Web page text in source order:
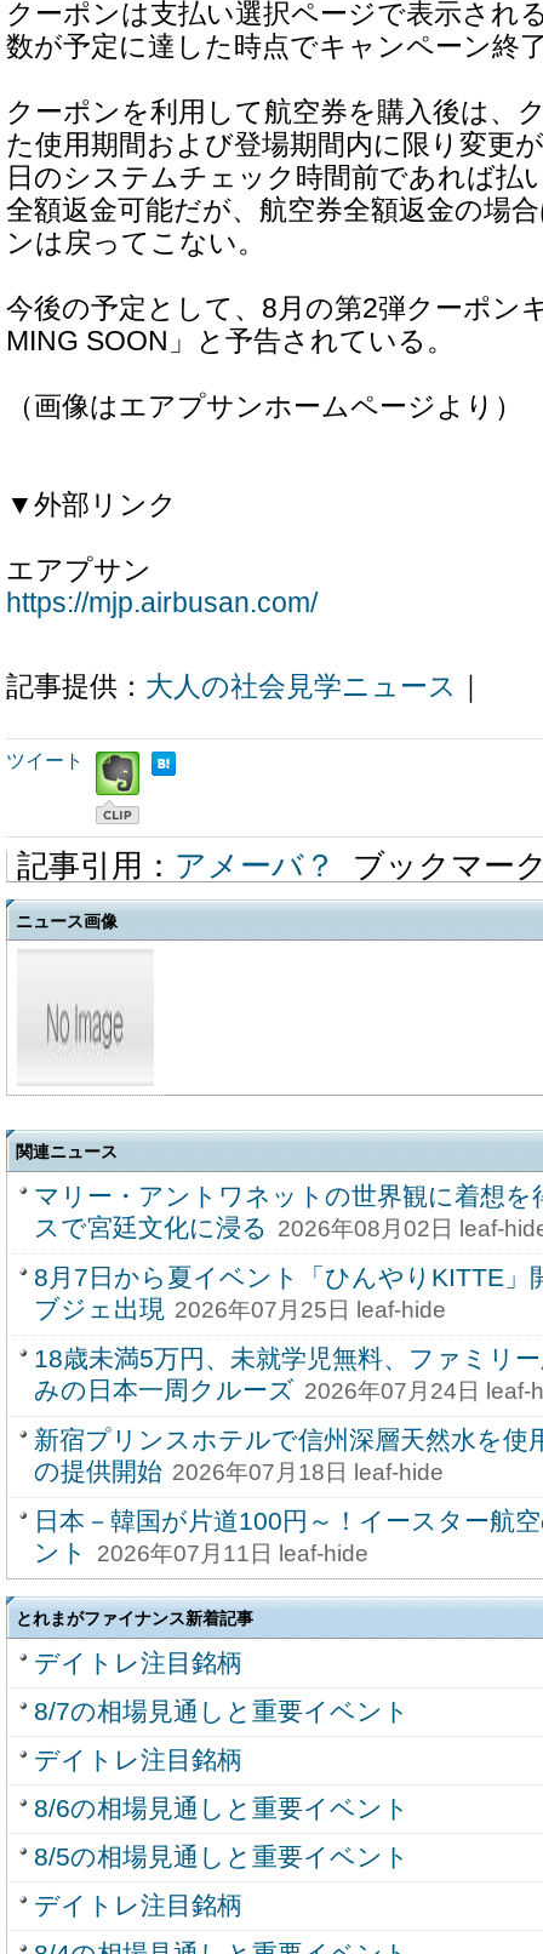
クーポンは支払い選択ページで表示され
数が予定に達した時点でキャンペーン終
クーポンを利用して航空券を購入後は、
た使用期間および登場期間内に限り変更
日のシステムチェック時間前であれば払
全額返金可能だが、航空券全額返金の場
ンは戻ってこない。
今後の予定として、8月の第2弾クーポン
MING SOON」と予告されている。
（画像はエアプサンホームページより）
▼外部リンク
エアプサン
https://mjp.airbusan.com/
記事提供： 大人の社会見学ニュース
ツイート
記事引用： アメーバ？ ブックマー
ニュース画像
関連ニュース
マリー・アントワネットの世界観に着想
スで宮廷文化に浸る 2026年08月02日 leaf-
8月7日から夏イベント「ひんやりKITTE」
ブジェ出現 2026年07月25日 leaf-hide
18歳未満5万円、未就学児無料、ファミリ
みの日本一周クルーズ 2026年07月24日 leaf-
新宿プリンスホテルで信州深層天然水を使
の提供開始 2026年07月18日 leaf-hide
日本－韓国が片道100円～！イースター航
ント
2026年07月11日 leaf-hide
とれまがファイナンス新着記事
デイトレ注目銘柄
8/7の相場見通しと重要イベント
デイトレ注目銘柄
8/6の相場見通しと重要イベント
8/5の相場見通しと重要イベント
デイトレ注目銘柄